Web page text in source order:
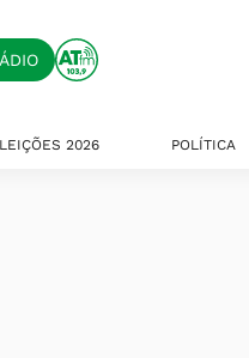
2026 POLÍTICA